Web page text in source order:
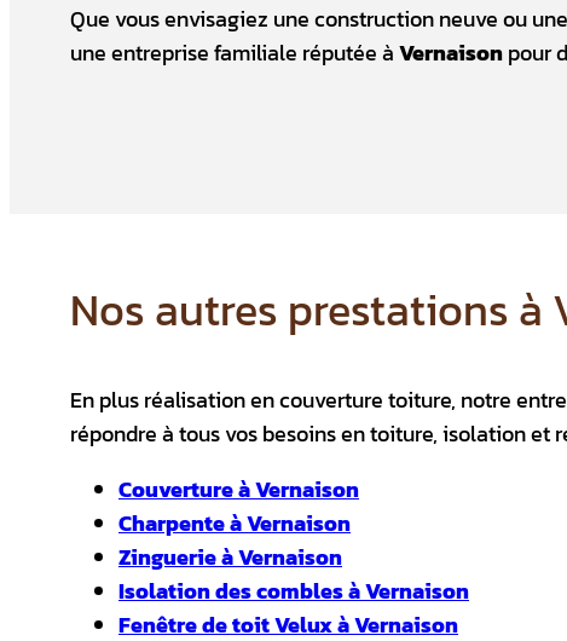
Que vous envisagiez une construction neuve ou
une entreprise familiale réputée àVernaisonpour
Nos autres prestations à
En plus réalisation en couverture toiture, notre
répondre à tous vos besoins en toiture, isolation et
Couverture à Vernaison
Charpente à Vernaison
Zinguerie à Vernaison
Isolation des combles à Vernaison
Fenêtre de toit Velux à Vernaison